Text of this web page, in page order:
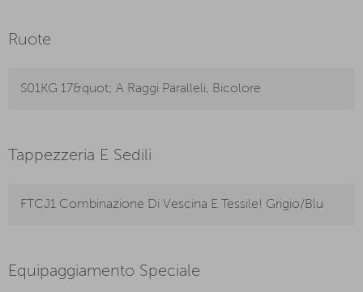
Ruote
S01KG 17&quot; A Raggi Paralleli, Bicolore
Tappezzeria E Sedili
FTCJ1 Combinazione Di Vescina E Tessile! Grigio/Blu
Equipaggiamento Speciale